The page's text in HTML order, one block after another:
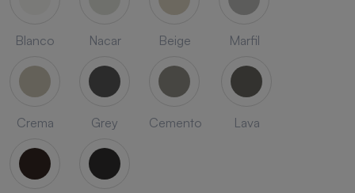
Blanco Nacar Beige Marfil
Crema Grey Cemento Lava